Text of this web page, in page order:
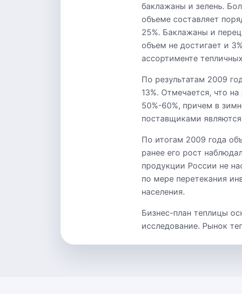
баклажаны и зелень.
объеме составляет
25%. Баклажаны и
объем не достигает и
ассортименте
По результатам 2009
13%. Отмечается, что
50%-60%, причем в
поставщиками
По итогам 2009 года
ранее его рост
продукции России не
по мере перетекания
населения.
Бизнес-план теплицы
исследование. Рынок